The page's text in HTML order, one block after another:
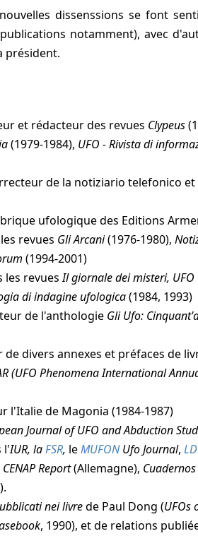
dissenssions se font
notamment), avec
président.
et rédacteur des revues Clypeus
(1979-1984), UFO - Rivista di
de la notiziario telefonico
ufologique des Editions
revues Gli Arcani(1976-1980),
(1994-2001)
les revuesIl giornale dei misteri,
di indagine ufologica(1984, 1993)
de l'anthologie Gli Ufo:
divers annexes et préfaces de
(UFO Phenomena International
l'Italie de Magonia (1984-1987)
Journal of UFO and Abduction
l'IUR, laFSR, leMUFONUfo Journal,
CENAP Report(Allemagne),
nei livrede Paul Dong (UFOs
, 1990), et de relations